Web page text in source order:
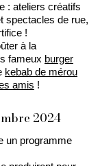
: ateliers créatifs
spectacles de rue,
!
à la
fameux burger
kebab de mérou
amis !
2024